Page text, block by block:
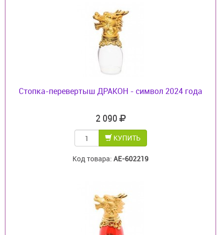
Стопка-перевертыш ДРАКОН - символ 2024 года
2 090
КУПИТЬ
Код товара: AE-602219